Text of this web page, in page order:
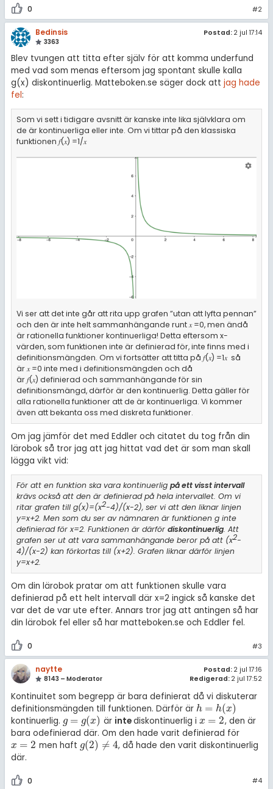
0 #2
Bedinsis
3363
Postad: 2 jul 17:14
Blev tvungen att titta efter själv för att komma underfund
med vad som menas eftersom jag spontant skulle kalla
g(x) diskontinuerlig. Matteboken.se säger dock att jag hade
fel:
Som vi sett i tidigare avsnitt är kanske inte lika självklara om
de är kontinuerliga eller inte. Om vi tittar på den klassiska
funktionen 𝑓⁡(𝑥) =1/𝑥
Vi ser att det inte går att rita upp grafen ”utan att lyfta pennan”
och den är inte helt sammanhängande runt 𝑥 =0, men ändå
är rationella funktioner kontinuerliga! Detta eftersom x-
värden, som funktionen inte är definierad för, inte finns med i
definitionsmängden. Om vi fortsätter att titta på 𝑓⁡(𝑥) =1𝑥 så
är 𝑥 =0 inte med i definitionsmängden och då
är 𝑓⁡(𝑥) definierad och sammanhängande för sin
definitionsmängd, därför är den kontinuerlig. Detta gäller för
alla rationella funktioner att de är kontinuerliga. Vi kommer
även att bekanta oss med diskreta funktioner.
Om jag jämför det med Eddler och citatet du tog från din
lärobok så tror jag att jag hittat vad det är som man skall
lägga vikt vid:
För att en funktion ska vara kontinuerlig på ett visst intervall
krävs också att den är definierad på hela intervallet. Om vi
ritar grafen till g(x)=(x2-4)/(x-2), ser vi att den liknar linjen
y=x+2. Men som du ser av nämnaren är funktionen g inte
definierad för x=2. Funktionen är därför diskontinuerlig. Att
grafen ser ut att vara sammanhängande beror på att (x2-
4)/(x-2) kan förkortas till (x+2). Grafen liknar därför linjen
y=x+2.
Om din lärobok pratar om att funktionen skulle vara
definierad på ett helt intervall där x=2 ingick så kanske det
var det de var ute efter. Annars tror jag att antingen så har
din lärobok fel eller så har matteboken.se och Eddler fel.
0 #3
naytte
8143 – Moderator
Postad: 2 jul 17:16
Redigerad: 2 jul 17:52
Kontinuitet som begrepp är bara definierat då vi diskuterar
definitionsmängden till funktionen. Därför är h = h(x)
h=h( x)
kontinuerlig. g = g(x)
g=g (x) är intediskontinuerlig i x = 2
x=2
, den är
bara odefinierad där. Om den hade varit definierad för
x = 2
x=2 men haft g(2) ≠ 4
g(2) ≠4
, då hade den varit diskontinuerlig
där.
0 #4